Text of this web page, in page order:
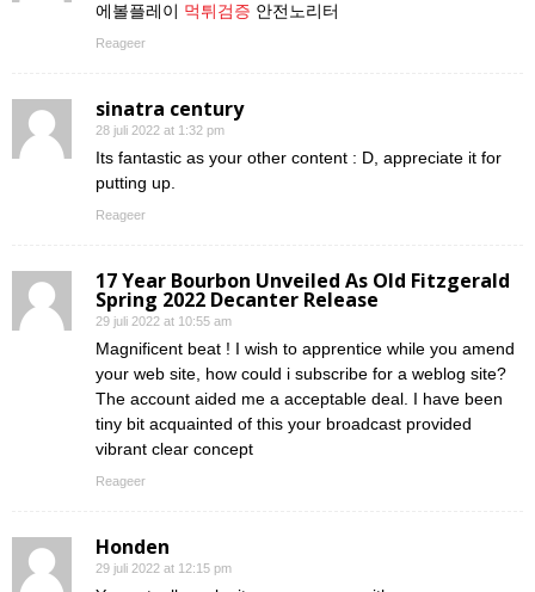
에볼플레이 먹튀검증 안전노리터
Reageer
sinatra century
28 juli 2022 at 1:32 pm
Its fantastic as your other content : D, appreciate it for
putting up.
Reageer
17 Year Bourbon Unveiled As Old Fitzgerald
Spring 2022 Decanter Release
29 juli 2022 at 10:55 am
Magnificent beat ! I wish to apprentice while you amend
your web site, how could i subscribe for a weblog site?
The account aided me a acceptable deal. I have been
tiny bit acquainted of this your broadcast provided
vibrant clear concept
Reageer
Honden
29 juli 2022 at 12:15 pm